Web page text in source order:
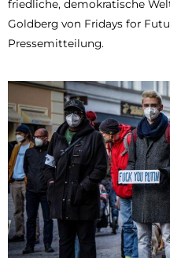
friedliche, demokratische
Goldberg von Fridays for
Pressemitteilung.